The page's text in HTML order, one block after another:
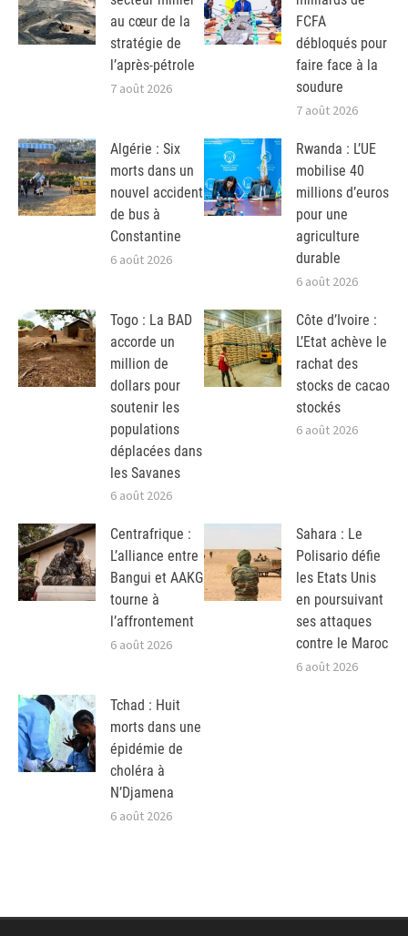
au cœur de la
stratégie de
l’après-pétrole
7 août 2026
FCFA
débloqués pour
faire face à la
soudure
7 août 2026
Algérie : Six
morts dans un
nouvel accident
de bus à
Constantine
6 août 2026
Rwanda : L’UE
mobilise 40
millions d’euros
pour une
agriculture
durable
6 août 2026
Togo : La BAD
accorde un
million de
dollars pour
soutenir les
populations
déplacées dans
les Savanes
6 août 2026
Côte d’Ivoire :
L’Etat achève le
rachat des
stocks de cacao
stockés
6 août 2026
Centrafrique :
L’alliance entre
Bangui et AAKG
tourne à
l’affrontement
6 août 2026
Sahara : Le
Polisario défie
les Etats Unis
en poursuivant
ses attaques
contre le Maroc
6 août 2026
Tchad : Huit
morts dans une
épidémie de
choléra à
N’Djamena
6 août 2026